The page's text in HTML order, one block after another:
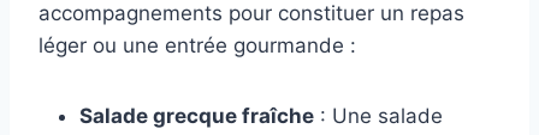
accompagnements pour constituer un repas
léger ou une entrée gourmande :
Salade grecque fraîche : Une salade